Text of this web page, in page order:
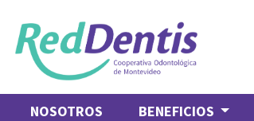
NOSOTROS BENEFICIOS